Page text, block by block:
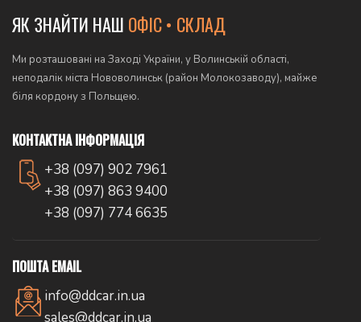
ЯК ЗНАЙТИ НАШ ОФІС • СКЛАД
Ми розташовані на Заході України, у Волинській області,
неподалік міста Нововолинськ (район Молокозаводу), майже
біля кордону з Польщею.
КОНТАКТНА ІНФОРМАЦІЯ
+38 (097) 902 7961
+38 (097) 863 9400
+38 (097) 774 6635
ПОШТА EMAIL
info@ddcar.in.ua
sales@ddcar.in.ua